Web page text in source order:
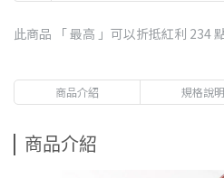
此商品 「 最高 」可以折抵紅利 234
商品介紹 規格說明
商品介紹